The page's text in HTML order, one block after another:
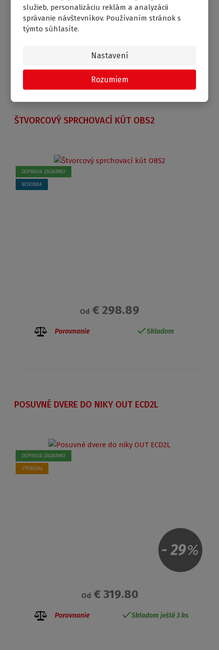
služieb, personalizáciu reklám a analyzácii
správanie návštevníkov. Používaním stránok s
týmto súhlasíte.
Nastavení
Rozumiem
ŠTVORCOVÝ SPRCHOVACÍ KÚT OBS2
DOPRAVA ZADARMO
NOVINKA
Od € 298.89
Porovnanie Skladom
POSUVNÉ DVERE DO NIKY OUT ECD2L
- 29%
DOPRAVA ZADARMO
VÝPREDAJ
Od€ 319.80
Porovnanie Skladom ještě 3 ks